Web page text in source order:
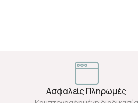
Ασφαλείς Πληρωμές